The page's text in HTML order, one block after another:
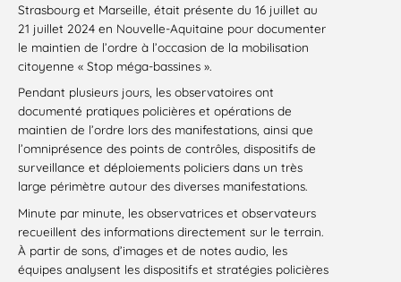
Strasbourg et Marseille, était présente du 16 juillet au
21 juillet 2024 en Nouvelle-Aquitaine pour documenter
le maintien de l’ordre à l’occasion de la mobilisation
citoyenne « Stop méga-bassines ».
Pendant plusieurs jours, les observatoires ont
documenté pratiques policières et opérations de
maintien de l’ordre lors des manifestations, ainsi que
l’omniprésence des points de contrôles, dispositifs de
surveillance et déploiements policiers dans un très
large périmètre autour des diverses manifestations.
Minute par minute, les observatrices et observateurs
recueillent des informations directement sur le terrain.
À partir de sons, d’images et de notes audio, les
équipes analysent les dispositifs et stratégies policières